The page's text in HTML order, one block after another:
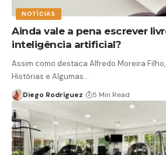
NOTÍCIAS
Ainda vale a pena escrever
inteligência artificial?
Assim como destaca Alfredo Moreira
Histórias e Algumas…
Diego Rodríguez 5 Min Read